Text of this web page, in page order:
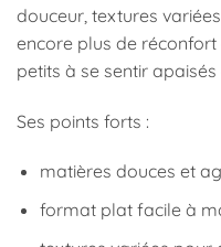
douceur, textures
encore plus de réconfort
petits à se sentir apaisés
Ses points forts :
matières douces et
format plat facile à